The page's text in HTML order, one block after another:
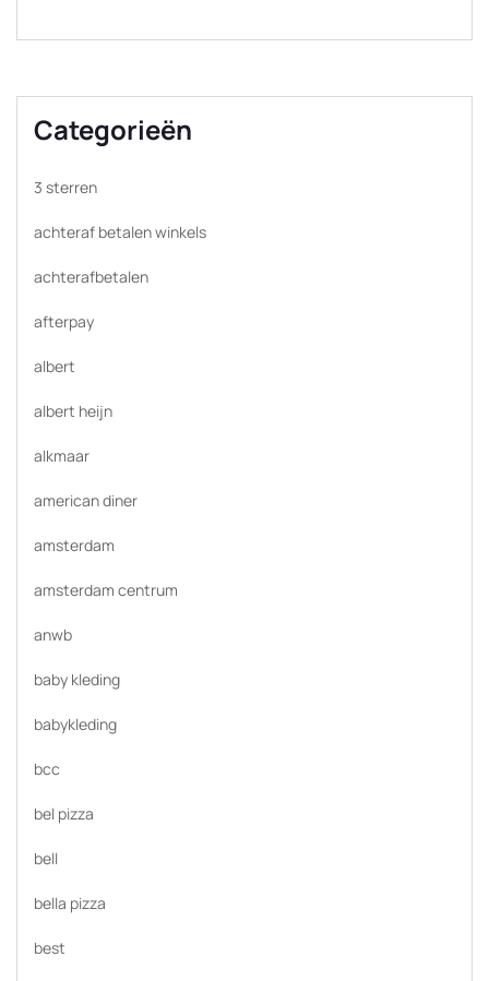
Categorieën
3 sterren
achteraf betalen winkels
achterafbetalen
afterpay
albert
albert heijn
alkmaar
american diner
amsterdam
amsterdam centrum
anwb
baby kleding
babykleding
bcc
bel pizza
bell
bella pizza
best